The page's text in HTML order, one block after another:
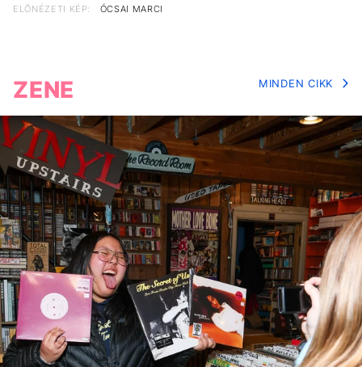
ELŐNÉZETI KÉP: ÓCSAI MARCI
ZENE MINDEN CIKK